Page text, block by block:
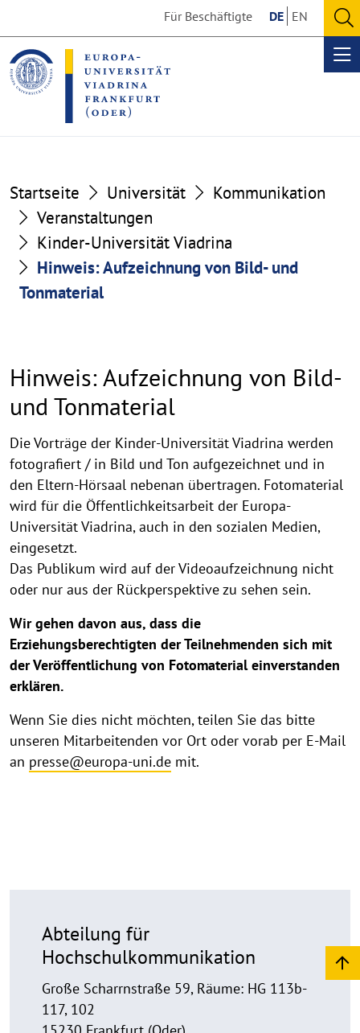
the
content
section
the
footer
section
Für Beschäftigte DE EN
Startseite Universität
Kommunikation
Veranstaltungen
Kinder-Universität Viadrina
Hinweis: Aufzeichnung von Bild- und
Tonmaterial
Hinweis: Aufzeichnung von Bild-
und Tonmaterial
Hinweis:
Aufzeichnung
von
Bild-
und
Tonmaterial
Die Vorträge der Kinder-Universität Viadrina werden
fotografiert / in Bild und Ton aufgezeichnet und in
den Eltern-Hörsaal nebenan übertragen. Fotomaterial
wird für die Öffentlichkeitsarbeit der Europa-
Universität Viadrina, auch in den sozialen Medien,
eingesetzt.
Das Publikum wird auf der Videoaufzeichnung nicht
oder nur aus der Rückperspektive zu sehen sein.
Wir gehen davon aus, dass die
Erziehungsberechtigten der Teilnehmenden sich mit
der Veröffentlichung von Fotomaterial einverstanden
erklären.
Wenn Sie dies nicht möchten, teilen Sie das bitte
unseren Mitarbeitenden vor Ort oder vorab per E-Mail
an presse@europa-uni.de mit.
Abteilung für
Hochschulkommunikation
Große Scharrnstraße 59, Räume: HG 113b-
117, 102